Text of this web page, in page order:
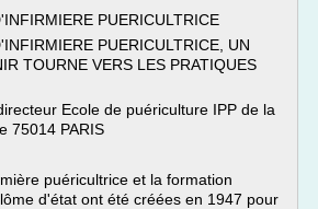
PUERICULTRICE
PUERICULTRICE, UN
TOURNE VERS LES PRATIQUES
Ecole de puériculture IPP de la
75014 PARIS
puéricultrice et la formation
d'état ont été créées en 1947 pour